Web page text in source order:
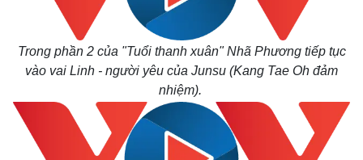
Trong phần 2 của "Tuổi thanh xuân" Nhã Phương tiếp tục
vào vai Linh - người yêu của Junsu (Kang Tae Oh đảm
nhiệm).